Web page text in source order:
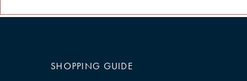
SHOPPING GUIDE